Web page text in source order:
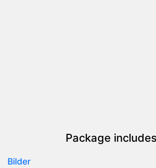
Package includes
Bilder